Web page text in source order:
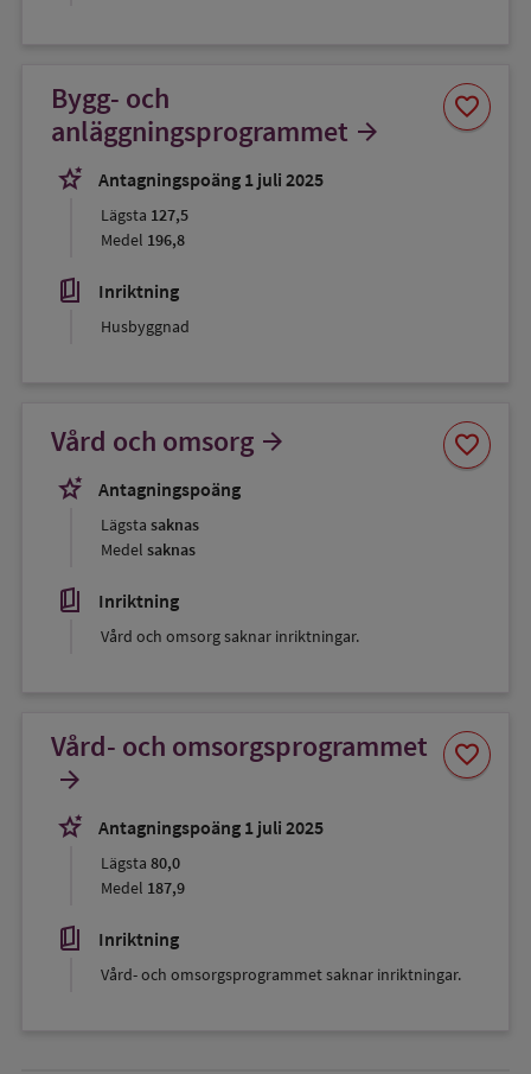
Bygg- och
anläggningsprogrammet arrow_forward
stars_2
Antagningspoäng 1 juli 2025
Lägsta 127,5
Medel 196,8
book_5 Inriktning
Husbyggnad
favorite
Spara
som
Vård och omsorg arrow_forward
stars_2
Antagningspoäng
Lägsta saknas
Medel saknas
book_5 Inriktning
Vård och omsorg saknar inriktningar.
favorite
Spara
som
Vård- och omsorgsprogrammet
arrow_forward
stars_2
Antagningspoäng 1 juli 2025
Lägsta 80,0
Medel 187,9
book_5 Inriktning
Vård- och omsorgsprogrammet saknar inriktningar.
favorite
Spara
som